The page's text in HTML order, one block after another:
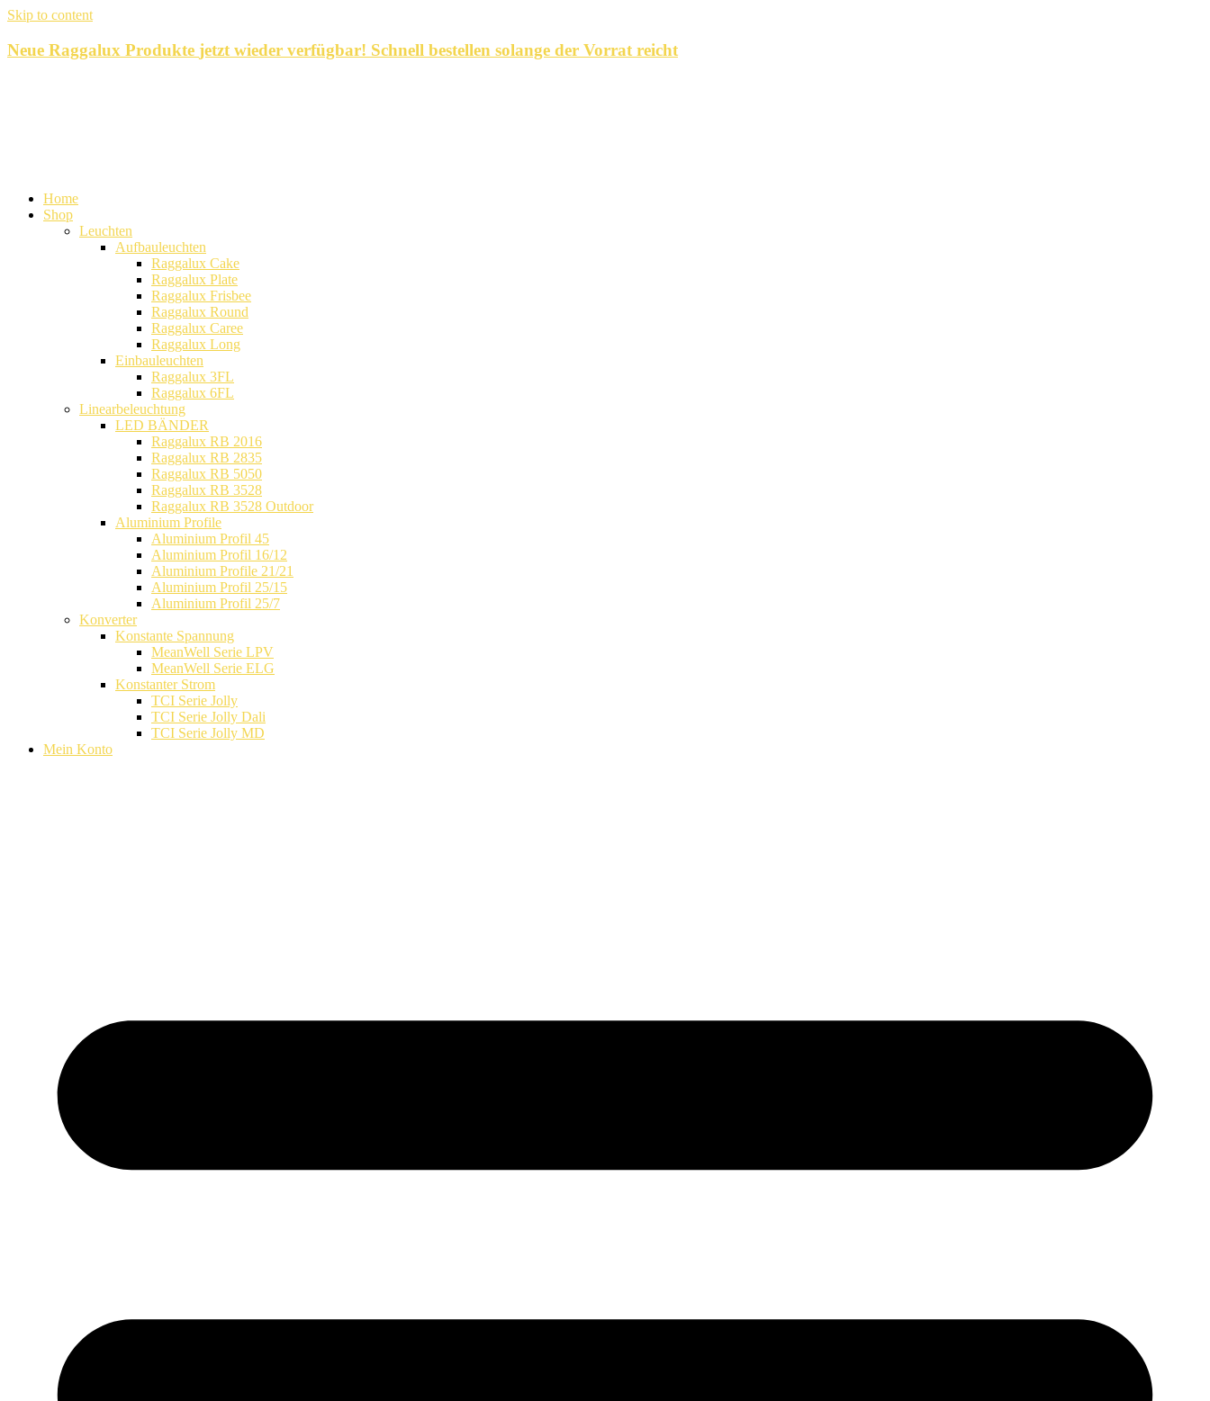
Skip to content
Neue Raggalux Produkte jetzt wieder verfügbar! Schnell bestellen solange der Vorrat reicht
Home
Shop
Leuchten
Aufbauleuchten
Raggalux Cake
Raggalux Plate
Raggalux Frisbee
Raggalux Round
Raggalux Caree
Raggalux Long
Einbauleuchten
Raggalux 3FL
Raggalux 6FL
Linearbeleuchtung
LED BÄNDER
Raggalux RB 2016
Raggalux RB 2835
Raggalux RB 5050
Raggalux RB 3528
Raggalux RB 3528 Outdoor
Aluminium Profile
Aluminium Profil 45
Aluminium Profil 16/12
Aluminium Profile 21/21
Aluminium Profil 25/15
Aluminium Profil 25/7
Konverter
Konstante Spannung
MeanWell Serie LPV
MeanWell Serie ELG
Konstanter Strom
TCI Serie Jolly
TCI Serie Jolly Dali
TCI Serie Jolly MD
Mein Konto